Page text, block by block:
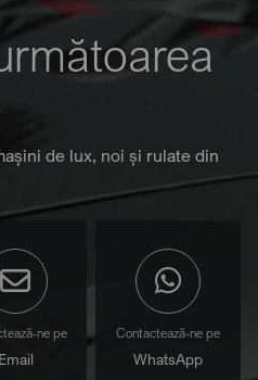
de lux, noi și rulate din
ne pe
Email
Contactează-ne pe
WhatsApp